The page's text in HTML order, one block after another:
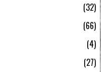
32
66
4
27